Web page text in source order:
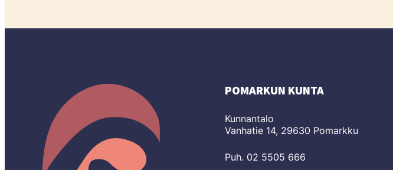
POMARKUN KUNTA
Kunnantalo
Vanhatie 14, 29630 Pomarkku
Puh. 02 5505 666